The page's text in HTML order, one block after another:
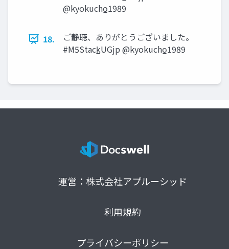
@kyokucho̲1989
18.
ご静聴、ありがとうございました。
#M5Stack̲UGjp @kyokucho̲1989
運営：株式会社アプルーシッド
利用規約
プライバシーポリシー